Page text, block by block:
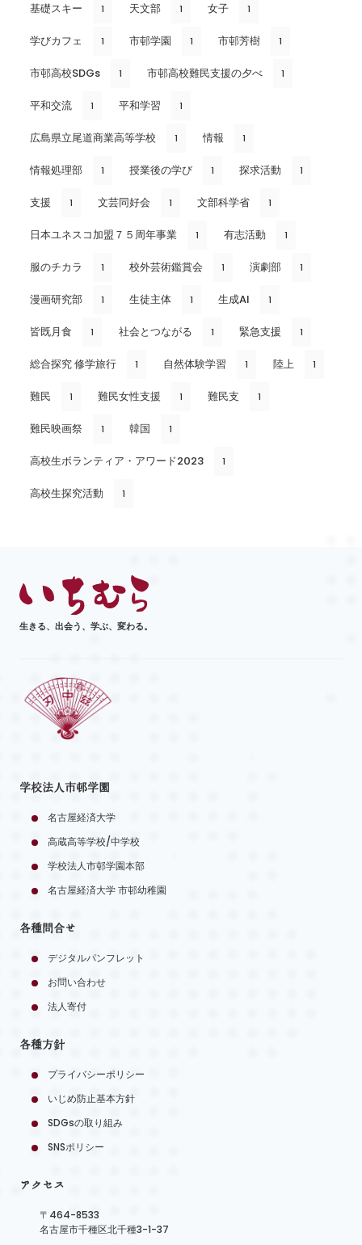
基礎スキー 1 天文部 1 女子 1
学びカフェ 1 市邨学園 1 市邨芳樹 1
市邨高校SDGs 1 市邨高校難民支援の夕べ 1
平和交流 1 平和学習 1
広島県立尾道商業高等学校 1 情報 1
情報処理部 1 授業後の学び 1 探求活動 1
支援 1 文芸同好会 1 文部科学省 1
日本ユネスコ加盟７５周年事業 1 有志活動 1
服のチカラ 1 校外芸術鑑賞会 1 演劇部 1
漫画研究部 1 生徒主体 1 生成AI 1
皆既月食 1 社会とつながる 1 緊急支援 1
総合探究 修学旅行 1 自然体験学習 1 陸上 1
難民 1 難民女性支援 1 難民支 1
難民映画祭 1 韓国 1
高校生ボランティア・アワード2023 1
高校生探究活動 1
生きる、出会う、学ぶ、変わる。
学校法人市邨学園
名古屋経済大学
高蔵高等学校/中学校
学校法人市邨学園本部
名古屋経済大学 市邨幼稚園
各種問合せ
デジタルパンフレット
お問い合わせ
法人寄付
各種方針
プライバシーポリシー
いじめ防止基本方針
SDGsの取り組み
SNSポリシー
アクセス
〒464-8533
名古屋市千種区北千種3-1-37